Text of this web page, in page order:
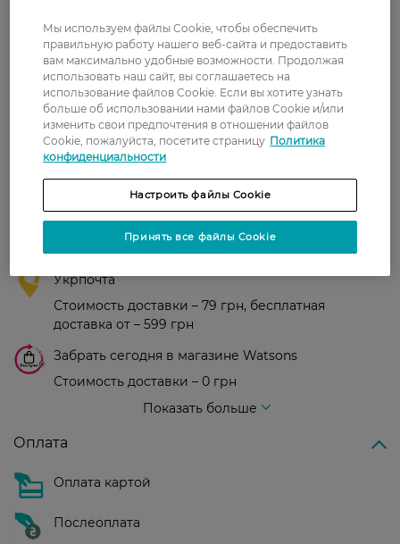
0
З 0 відгуків
0 відгуків
Доставка
В отделение Новой почты - 99 грн, бесплатно
Укрпочта
Стоимость доставки – 79 грн, бесплатная
доставка от – 599 грн
Забрать сегодня в магазине Watsons
Стоимость доставки – 0 грн
Показать больше
Оплата
Оплата картой
Послеоплата
Мы используем файлы Cookie, чтобы обеспечить
правильную работу нашего веб-сайта и предоставить
вам максимально удобные возможности. Продолжая
использовать наш сайт, вы соглашаетесь на
использование файлов Cookie. Если вы хотите узнать
больше об использовании нами файлов Cookie и/или
изменить свои предпочтения в отношении файлов
Cookie, пожалуйста, посетите страницу Политика
конфиденциальности
Настроить файлы Cookie
Принять все файлы Cookie